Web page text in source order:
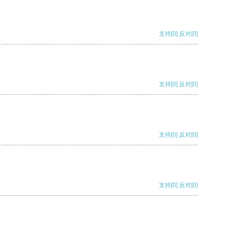
支持[0] 反对[0]
支持[0] 反对[0]
支持[0] 反对[0]
支持[0] 反对[0]